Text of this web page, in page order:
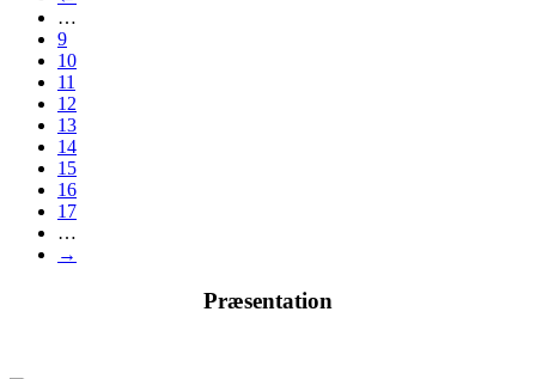
…
9
10
11
12
13
14
15
16
17
…
→
Præsentation